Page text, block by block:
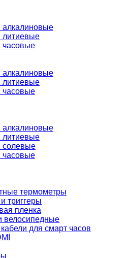
алкалиновые
литиевые
часовые
алкалиновые
литиевые
часовые
алкалиновые
литиевые
солевые
часовые
термометры
триггеры
пленка
велосипедные
для смарт часов